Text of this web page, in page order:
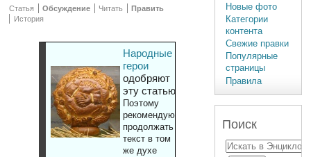
Статья Обсуждение Читать
Править
История
Народные
герои
одобряют
эту статью
Поэтому
рекомендуют
продолжать
текст в том
же духе
Новые фото
Категории
контента
Свежие правки
Популярные
страницы
Правила
Поиск